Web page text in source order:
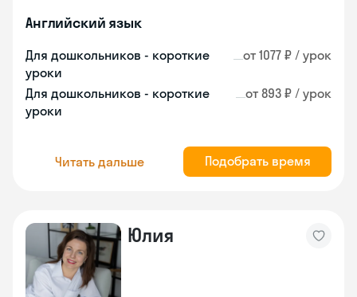
Английский язык
Для дошкольников - короткие
уроки
от 1077 ₽ / урок
Для дошкольников - короткие
уроки
от 893 ₽ / урок
Читать дальше Подобрать время
Юлия